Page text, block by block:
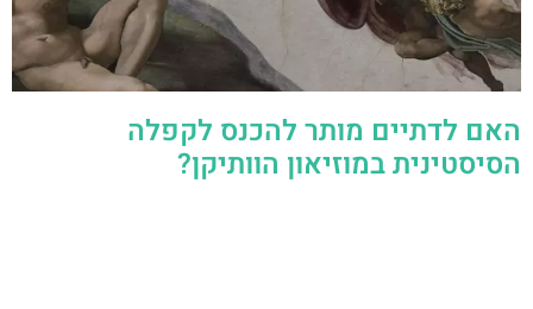
האם לדתיים מותר להכנס לקפלה
הסיסטינית במוזיאון הוותיקן?